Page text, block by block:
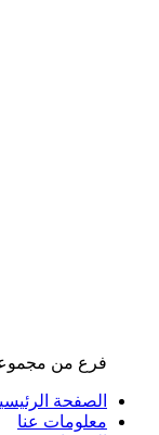
فرع من
الصفحة
معلومات عنا